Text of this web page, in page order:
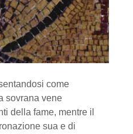
come
sovrana vene
della fame, mentre il
sua e di